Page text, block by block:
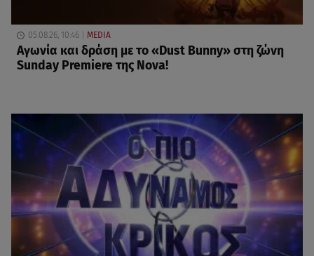
05.08.26, 10:46 MEDIA
Αγωνία και δράση με το «Dust Bunny» στη ζώνη
Sunday Premiere της Nova!